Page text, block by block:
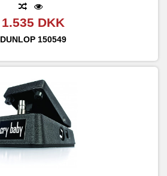
1.535 DKK
DUNLOP 150549